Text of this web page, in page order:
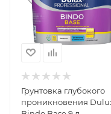
Грунтовка глубокого
проникновения